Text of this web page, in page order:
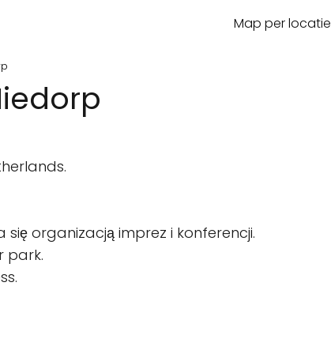
Map per locatie
się organizacją imprez i konferencji.
park.